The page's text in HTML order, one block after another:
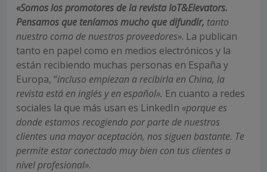
«Somos los promotores de la revista IoT&Elevators.
Pensamos que teníamos mucho que difundir, tanto
nuestro como de nuestros proveedores». La publican
tanto en papel como en medios electrónicos y la
están recibiendo muchas personas en España y
Europa, “incluso empiezan a recibirla en China, la
revista está en inglés y en español». En cuanto a redes
sociales la que más usan es LinkedIn «porque es
donde estamos recogiendo por parte de nuestros
clientes una mayor aceptación, nos siguen bastante. Te
permite estar conectado muy bien con tus clientes a
nivel profesional».